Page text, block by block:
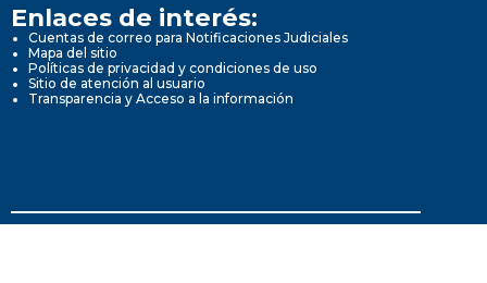
Enlaces de interés:
Cuentas de correo para Notificaciones Judiciales
Mapa del sitio
Políticas de privacidad y condiciones de uso
Sitio de atención al usuario
Transparencia y Acceso a la información